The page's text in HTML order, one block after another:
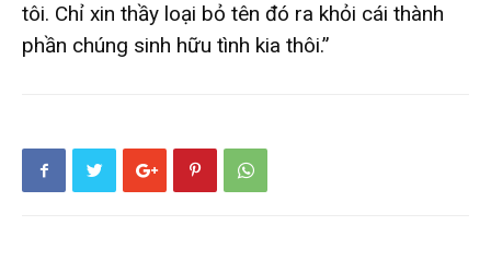
tôi. Chỉ xin thầy loại bỏ tên đó ra khỏi cái thành
phần chúng sinh hữu tình kia thôi.”